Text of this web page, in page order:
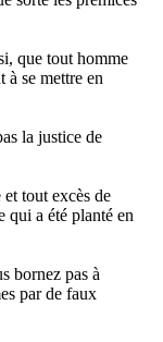
que tout homme
à se mettre en
la justice de
tout excès de
qui a été planté en
bornez pas à
par de faux